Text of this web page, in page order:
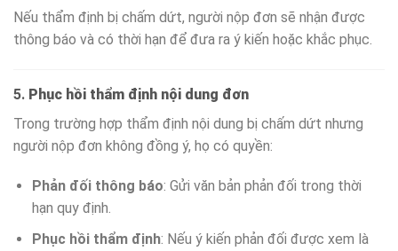
Nếu thẩm định bị chấm dứt, người nộp đơn sẽ nhận được
thông báo và có thời hạn để đưa ra ý kiến hoặc khắc phục.
5. Phục hồi thẩm định nội dung đơn
Trong trường hợp thẩm định nội dung bị chấm dứt nhưng
người nộp đơn không đồng ý, họ có quyền:
Phản đối thông báo: Gửi văn bản phản đối trong thời
hạn quy định.
Phục hồi thẩm định: Nếu ý kiến phản đối được xem là